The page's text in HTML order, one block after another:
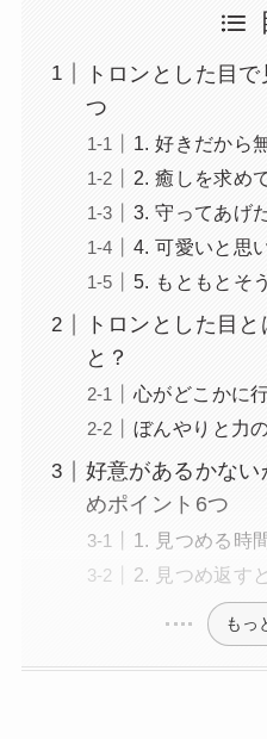
トロンとした目
つ
1. 好きだから
2. 癒しを求め
3. 守ってあげ
4. 可愛いと思
5. もともとそ
トロンとした目
と？
心がどこかに
ぼんやりと力
好意があるかな
めポイント6つ
1. 見つめる時
2. 見つめ返す
もっ